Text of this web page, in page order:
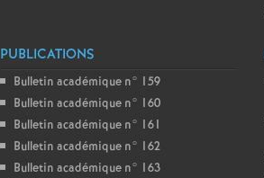
PUBLICATIONS
Bulletin académique n° 159
Bulletin académique n° 160
Bulletin académique n° 161
Bulletin académique n° 162
Bulletin académique n° 163